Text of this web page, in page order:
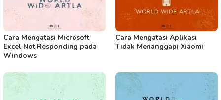
Cara Mengatasi Microsoft
Excel Not Responding pada
Windows
Cara Mengatasi Aplikasi
Tidak Menanggapi Xiaomi